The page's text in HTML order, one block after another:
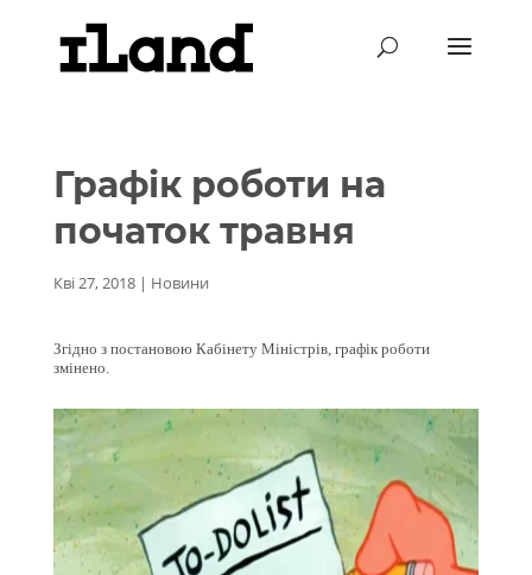
Графік роботи на
початок травня
Кві 27, 2018| Новини
Згідно з постановою Кабінету Міністрів, графік роботи
змінено.